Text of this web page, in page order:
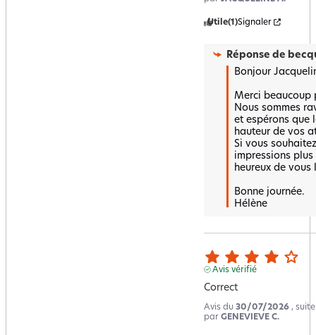
Utile(1)Signaler
Réponse de
Bonjour
Merci
Nous sommes
et espérons que
hauteur de vos
Si vous
impressions
heureux de
Bonne journée.
Hélène
Avis vérifié
Correct
Avis du 30/07/2026 ,
par GENEVIEVE C.